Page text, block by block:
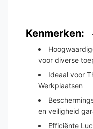
Kenmerken:
voor diverse
Ideaal voor
Werkplaatsen
en veiligheid
Efficiënte